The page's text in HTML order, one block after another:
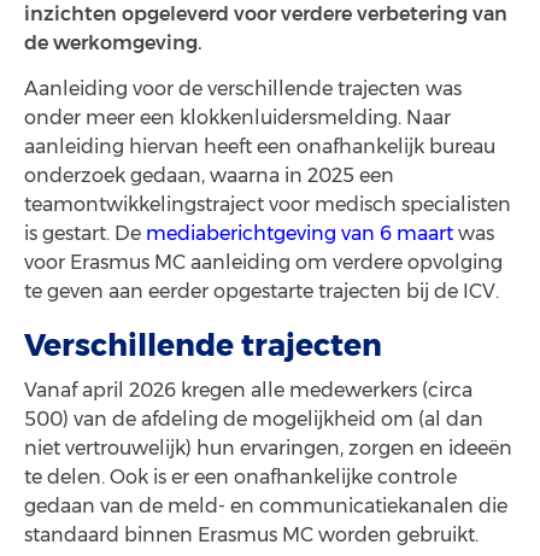
inzichten opgeleverd voor verdere verbetering van
de werkomgeving.
Aanleiding voor de verschillende trajecten was
onder meer een klokkenluidersmelding. Naar
aanleiding hiervan heeft een onafhankelijk bureau
onderzoek gedaan, waarna in 2025 een
teamontwikkelingstraject voor medisch specialisten
is gestart. De mediaberichtgeving van 6 maart was
voor Erasmus MC aanleiding om verdere opvolging
te geven aan eerder opgestarte trajecten bij de ICV.
Verschillende trajecten
Vanaf april 2026 kregen alle medewerkers (circa
500) van de afdeling de mogelijkheid om (al dan
niet vertrouwelijk) hun ervaringen, zorgen en ideeën
te delen. Ook is er een onafhankelijke controle
gedaan van de meld- en communicatiekanalen die
standaard binnen Erasmus MC worden gebruikt.